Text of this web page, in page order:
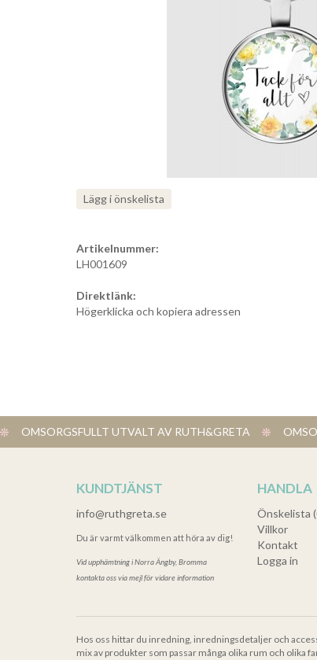
Lägg i önskelista
Artikelnummer:
LH001609
Direktlänk:
Högerklicka och kopiera adressen
OMSORGSFULLT UTVALT AV RUTH&GRETA
KUNDTJÄNST
info@ruthgreta.se
Du är varmt välkommen att höra av dig!
Vid upphämtning iNorra Ängby, Bromma
kontakta oss via mejl för vidare information
HANDLA
Önskelista
Villkor
Kontakt
Logga in
Hos oss hittar du inredning, inredningsdetaljer och
mix av produkter som passar många olika rum och olika